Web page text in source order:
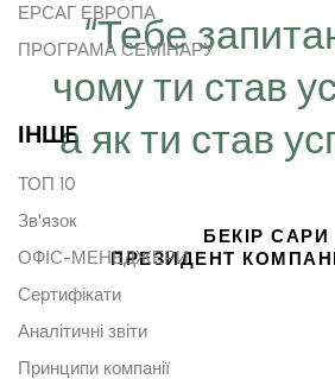
“Тебе
чому ти став
а як ти став
БЕКІР САРИ
ПРЕЗИДЕНТ
ЕРСАГ ЕВРОПА
ПРОГРАМА СЕМІНАРУ
ІНШE
ТОП 10
Зв'язок
ОФІС-МЕНЕДЖЕРИ
Сертифікати
Аналітичні звіти
Принципи компанії